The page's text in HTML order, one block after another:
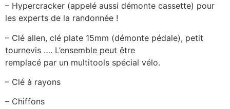
– Hypercracker (appelé aussi démonte cassette) pour
les experts de la randonnée !
– Clé allen, clé plate 15mm (démonte pédale), petit
tournevis …. L’ensemble peut être
remplacé par un multitools spécial vélo.
– Clé à rayons
– Chiffons